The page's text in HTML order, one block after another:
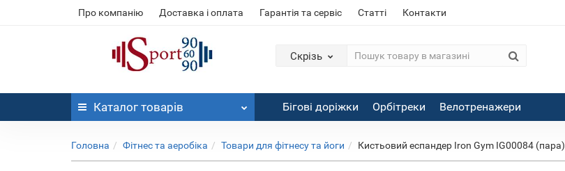
Про компанію Доставка і оплата Гарантія та сервіс Статті Контакти
Скрізь
Каталог товарів Бігові доріжки Орбітреки Велотренажери
Головна Фітнес та аеробіка Товари для фітнесу та йоги Кистьовий еспандер Iron Gym IG00084 (пара)